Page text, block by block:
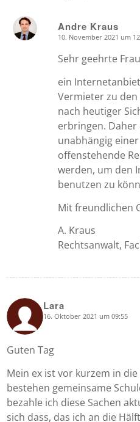
Andre Kraus
10. November 2021 um
Sehr geehrte
ein
Vermieter zu
nach heutiger
erbringen.
unabhängig
offenstehende
werden, um den
benutzen zu
Mit freundlichen
A. Kraus
Rechtsanwalt,
Lara
says: 16. Oktober 2021 um 09:55
Guten Tag
Mein ex ist vor kurzem in die
bestehen gemeinsame
bezahle ich diese Sachen
sich dass, das ich an die